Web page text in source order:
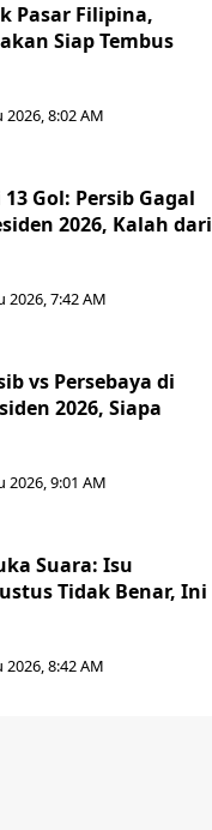
Pasar Filipina,
Siap Tembus
2026, 8:02 AM
Gol: Persib Gagal
2026, Kalah dari
2026, 7:42 AM
vs Persebaya di
2026, Siapa
2026, 9:01 AM
Suara: Isu
Tidak Benar, Ini
2026, 8:42 AM